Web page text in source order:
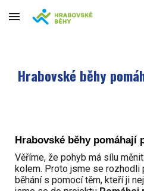
Skip to main content
Hrabovské běhy
Hrabovské běhy pomáhají
Věříme, že pohyb má sílu
kolem. Proto jsme se rozhodli
běhání s pomocí těm, kteří ji